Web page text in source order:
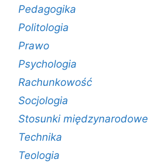
Pedagogika
Politologia
Prawo
Psychologia
Rachunkowość
Socjologia
Stosunki międzynarodowe
Technika
Teologia